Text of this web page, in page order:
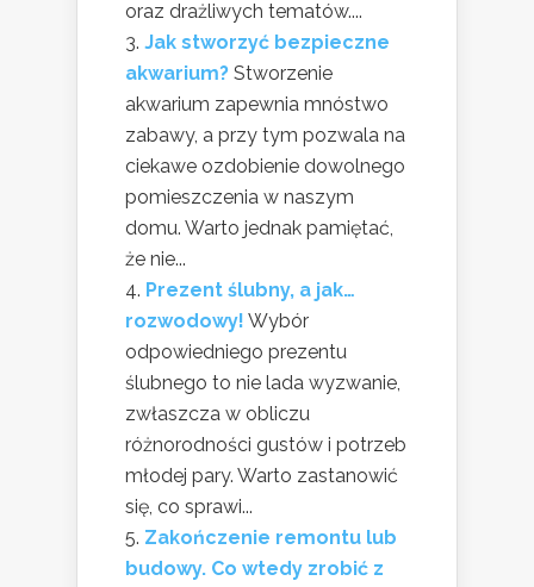
oraz drażliwych tematów....
Jak stworzyć bezpieczne
akwarium? Stworzenie
akwarium zapewnia mnóstwo
zabawy, a przy tym pozwala na
ciekawe ozdobienie dowolnego
pomieszczenia w naszym
domu. Warto jednak pamiętać,
że nie...
Prezent ślubny, a jak…
rozwodowy! Wybór
odpowiedniego prezentu
ślubnego to nie lada wyzwanie,
zwłaszcza w obliczu
różnorodności gustów i potrzeb
młodej pary. Warto zastanowić
się, co sprawi...
Zakończenie remontu lub
budowy. Co wtedy zrobić z